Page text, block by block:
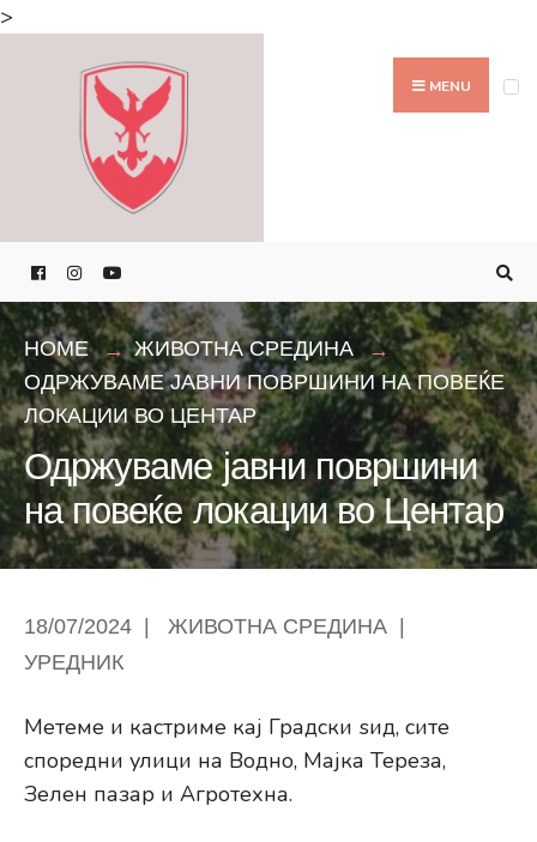
>
MENU
HOME
ЖИВОТНА СРЕДИНА
ОДРЖУВAМЕ ЈАВНИ ПОВРШИНИ НА ПОВЕЌЕ
ЛОКАЦИИ ВО ЦЕНТАР
Одржувaме јавни површини
на повеќе локации во Центар
18/07/2024 ЖИВОТНА СРЕДИНА
УРЕДНИК
Метеме и кастриме кај Градски ѕид, сите
споредни улици на Водно, Мајка Тереза,
Зелен пазар и Агротехна.